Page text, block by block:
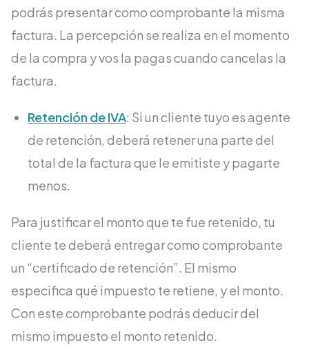
podrás presentar como comprobante la misma
factura. La percepción se realiza en el momento
de la compra y vos la pagas cuando cancelas la
factura.
Retención de IVA: Si un cliente tuyo es agente
de retención, deberá retener una parte del
total de la factura que le emitiste y pagarte
menos.
Para justificar el monto que te fue retenido, tu
cliente te deberá entregar como comprobante
un “certificado de retención”. El mismo
especifica qué impuesto te retiene, y el monto.
Con este comprobante podrás deducir del
mismo impuesto el monto retenido.